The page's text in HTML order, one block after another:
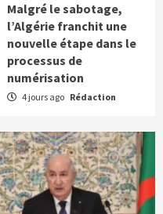
Malgré le sabotage,
l’Algérie franchit une
nouvelle étape dans le
processus de
numérisation
4 jours ago Rédaction